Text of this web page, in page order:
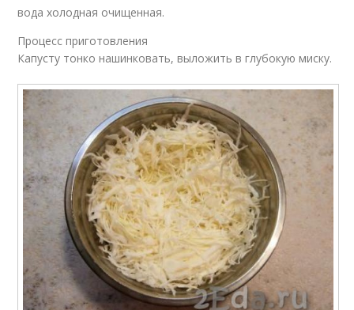
вода холодная очищенная.
Процесс приготовления
Капусту тонко нашинковать, выложить в глубокую миску.